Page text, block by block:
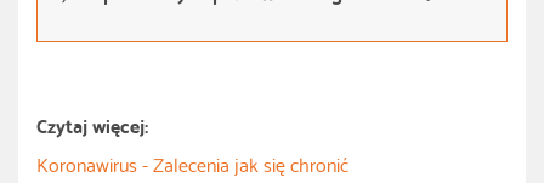
Czytaj więcej:
Koronawirus - Zalecenia jak się chronić